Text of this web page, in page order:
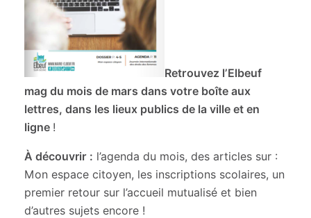
Retrouvez l’Elbeuf
mag du mois de mars dans votre boîte aux
lettres, dans les lieux publics de la ville et en
ligne !
À découvrir : l’agenda du mois, des articles sur :
Mon espace citoyen, les inscriptions scolaires, un
premier retour sur l’accueil mutualisé et bien
d’autres sujets encore !